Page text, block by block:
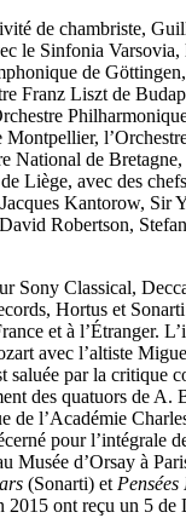
de chambriste,
le Sinfonia
de
Franz Liszt de
Montpellier,
National de Bretagne,
Liège, avec des
Kantorow, Sir
Robertson,
Sony Classical,
Hortus et
et à l’Étranger.
avec l’altiste
saluée par la critique
des quatuors de A.
de l’Académie
pour l’intégrale
Musée d’Orsay à
(Sonarti) et
ont reçu un 5 de